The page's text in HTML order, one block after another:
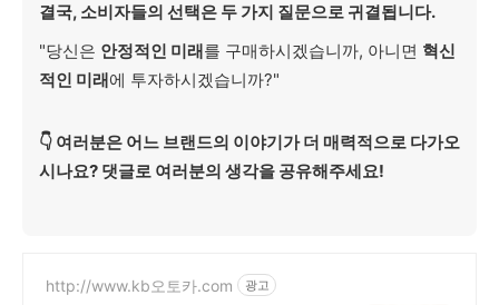
결국, 소비자들의 선택은 두 가지 질문으로 귀결됩니다.
"당신은 안정적인 미래를 구매하시겠습니까, 아니면 혁신
적인 미래에 투자하시겠습니까?"
👇 여러분은 어느 브랜드의 이야기가 더 매력적으로 다가오
시나요? 댓글로 여러분의 생각을 공유해주세요!
http://www.kb오토카.com 광고